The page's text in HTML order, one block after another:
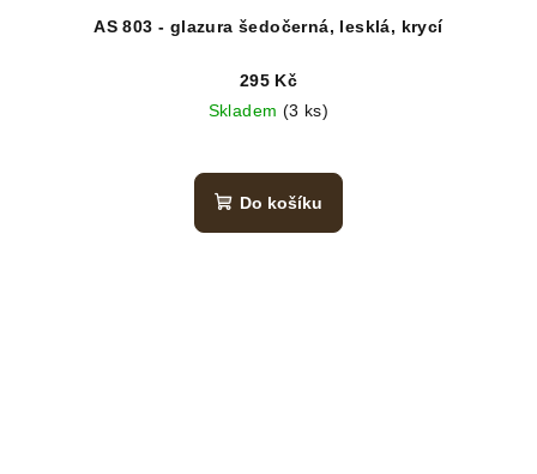
AS 803 - glazura šedočerná, lesklá, krycí
295 Kč
Skladem (3 ks)
Do košíku